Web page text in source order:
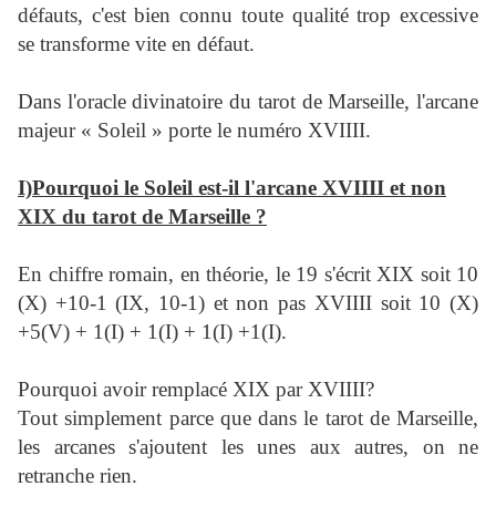
défauts, c'est bien connu toute qualité trop excessive
se transforme vite en défaut.
Dans l'oracle divinatoire du tarot de Marseille, l'arcane
majeur « Soleil » porte le numéro XVIIII.
I)Pourquoi le Soleil est-il l'arcane XVIIII et non
XIX du tarot de Marseille ?
En chiffre romain, en théorie, le 19 s'écrit XIX soit 10
(X) +10-1 (IX, 10-1) et non pas XVIIII soit 10 (X)
+5(V) + 1(I) + 1(I) + 1(I) +1(I).
Pourquoi avoir remplacé XIX par XVIIII?
Tout simplement parce que dans le tarot de Marseille,
les arcanes s'ajoutent les unes aux autres, on ne
retranche rien.